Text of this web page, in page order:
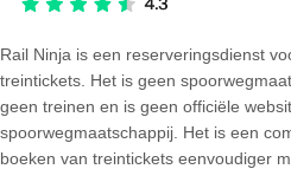
Rail Ninja is een reserveringsdienst
treintickets. Het is geen
geen treinen en is geen officiële
spoorwegmaatschappij. Het is een
boeken van treintickets eenvoudiger